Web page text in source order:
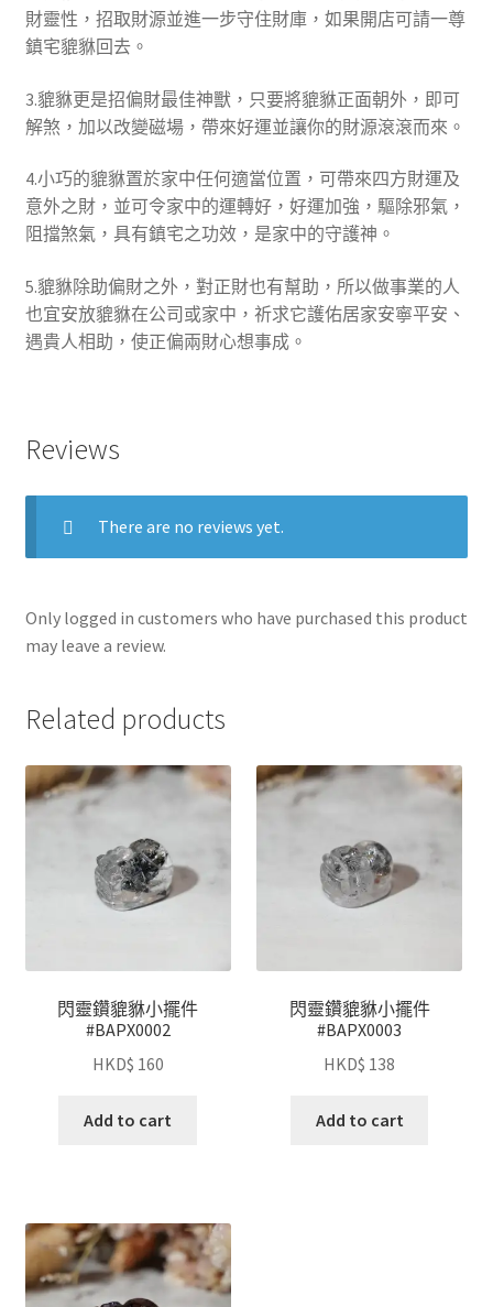
財靈性，招取財源並進一步守住財庫，如果開店可請一尊
鎮宅貔貅回去。
3.貔貅更是招偏財最佳神獸，只要將貔貅正面朝外，即可
解煞，加以改變磁場，帶來好運並讓你的財源滾滾而來。
4.小巧的貔貅置於家中任何適當位置，可帶來四方財運及
意外之財，並可令家中的運轉好，好運加強，驅除邪氣，
阻擋煞氣，具有鎮宅之功效，是家中的守護神。
5.貔貅除助偏財之外，對正財也有幫助，所以做事業的人
也宜安放貔貅在公司或家中，祈求它護佑居家安寧平安、
遇貴人相助，使正偏兩財心想事成。
Reviews
There are no reviews yet.
Only logged in customers who have purchased this product
may leave a review.
Related products
閃靈鑽貔貅小擺件
#BAPX0002
HKD$ 160
Add to cart
閃靈鑽貔貅小擺件
#BAPX0003
HKD$ 138
Add to cart